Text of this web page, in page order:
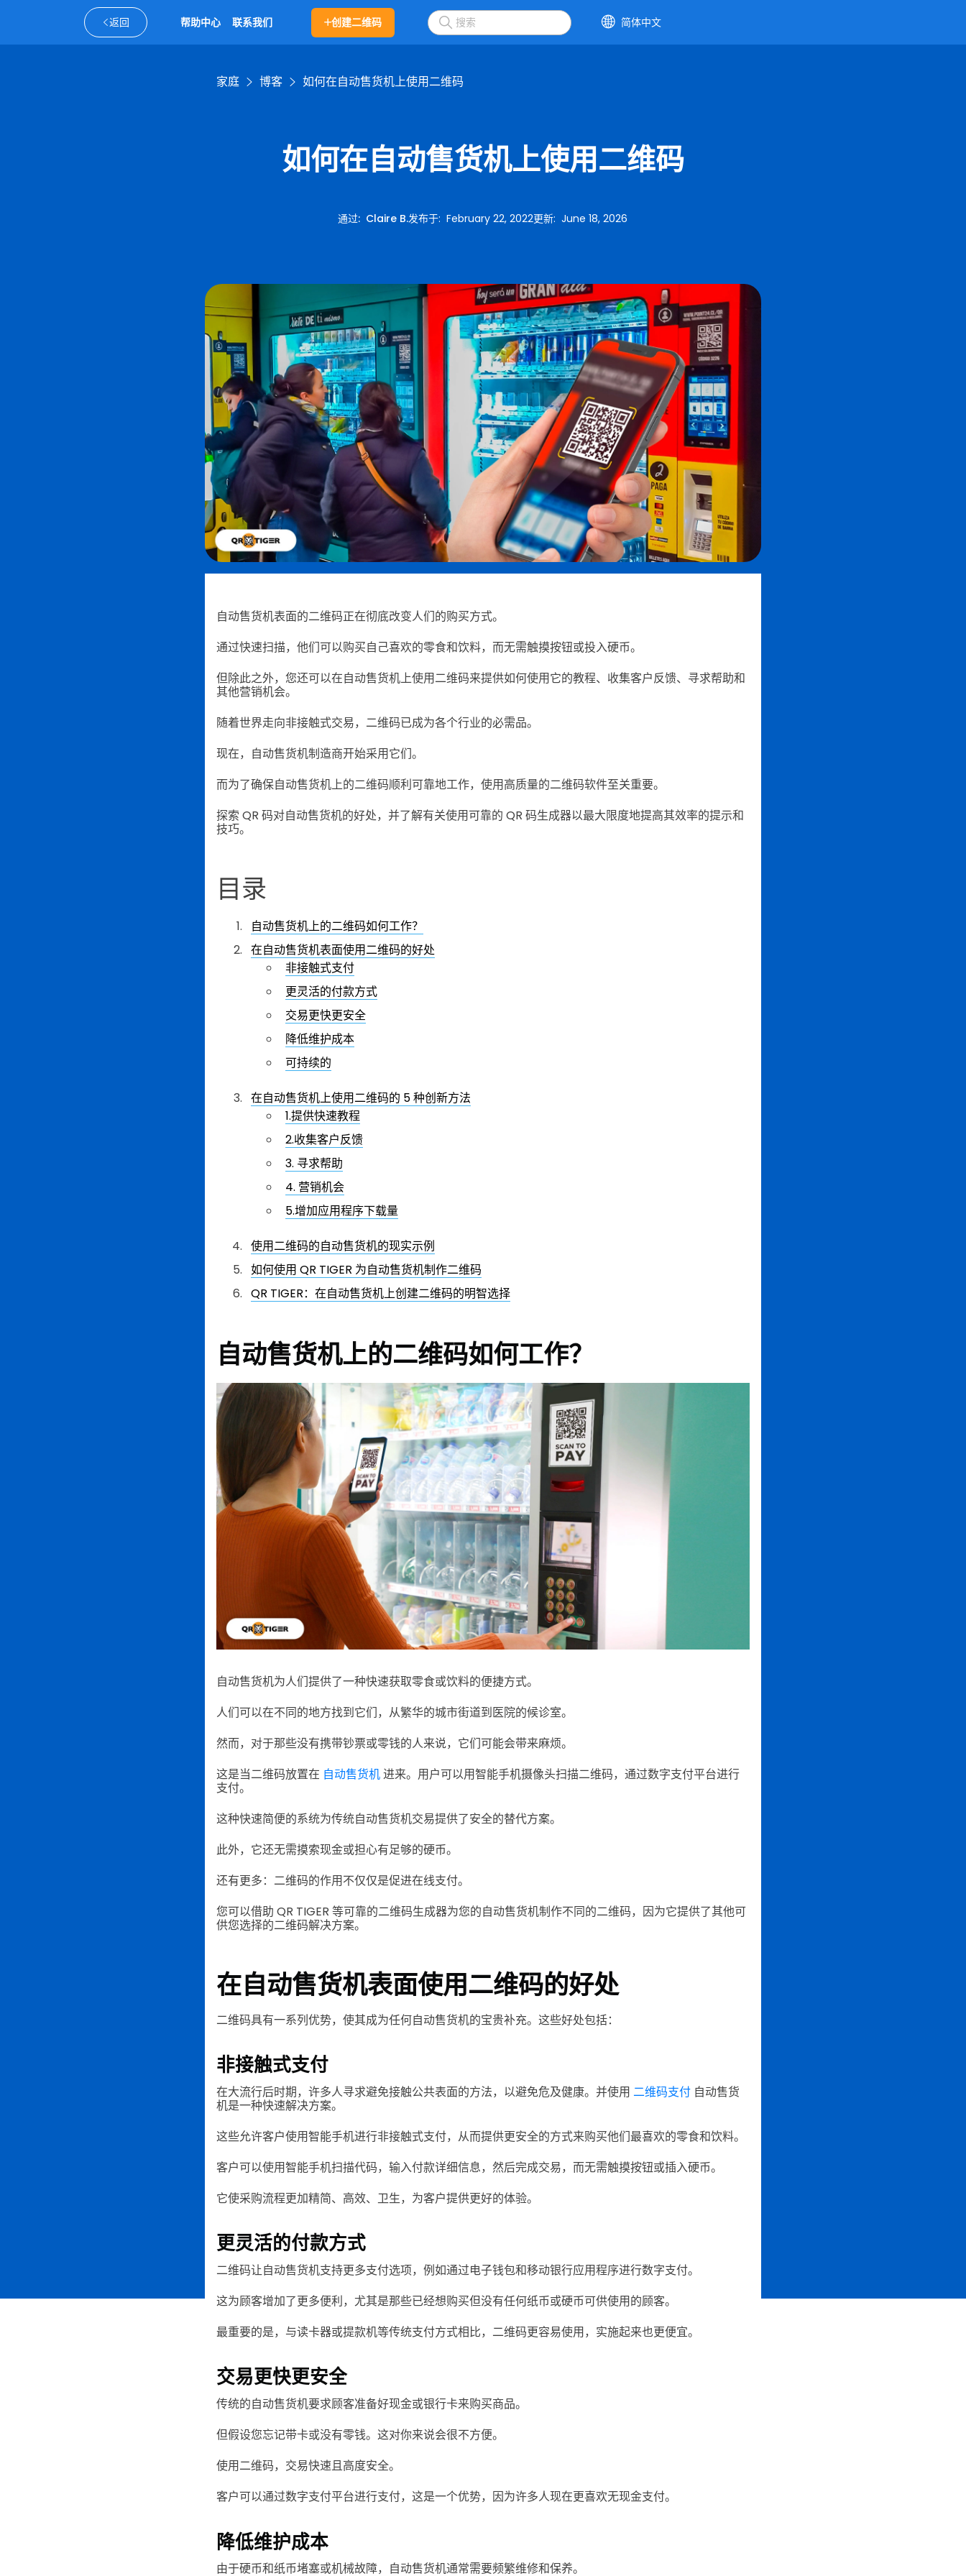
返回 帮助中心 联系我们 创建二维码 简体中文
家庭 博客 如何在自动售货机上使用二维码
如何在自动售货机上使用二维码
通过: Claire B.发布于:February 22, 2022更新:June 18, 2026
自动售货机表面的二维码正在彻底改变人们的购买方式。
通过快速扫描，他们可以购买自己喜欢的零食和饮料，而无需触摸按钮或投入硬币。
但除此之外，您还可以在自动售货机上使用二维码来提供如何使用它的教程、收集客户反馈、寻求帮助和
其他营销机会。
随着世界走向非接触式交易，二维码已成为各个行业的必需品。
现在，自动售货机制造商开始采用它们。
而为了确保自动售货机上的二维码顺利可靠地工作，使用高质量的二维码软件至关重要。
探索 QR 码对自动售货机的好处，并了解有关使用可靠的 QR 码生成器以最大限度地提高其效率的提示和
技巧。
目录
自动售货机上的二维码如何工作？
在自动售货机表面使用二维码的好处
非接触式支付
更灵活的付款方式
交易更快更安全
降低维护成本
可持续的
在自动售货机上使用二维码的 5 种创新方法
1.提供快速教程
2.收集客户反馈
3. 寻求帮助
4. 营销机会
5.增加应用程序下载量
使用二维码的自动售货机的现实示例
如何使用 QR TIGER 为自动售货机制作二维码
QR TIGER：在自动售货机上创建二维码的明智选择
自动售货机上的二维码如何工作？
自动售货机为人们提供了一种快速获取零食或饮料的便捷方式。
人们可以在不同的地方找到它们，从繁华的城市街道到医院的候诊室。
然而，对于那些没有携带钞票或零钱的人来说，它们可能会带来麻烦。
这是当二维码放置在 自动售货机进来。用户可以用智能手机摄像头扫描二维码，通过数字支付平台进行
支付。
这种快速简便的系统为传统自动售货机交易提供了安全的替代方案。
此外，它还无需摸索现金或担心有足够的硬币。
还有更多：二维码的作用不仅仅是促进在线支付。
您可以借助 QR TIGER 等可靠的二维码生成器为您的自动售货机制作不同的二维码，因为它提供了其他可
供您选择的二维码解决方案。
在自动售货机表面使用二维码的好处
二维码具有一系列优势，使其成为任何自动售货机的宝贵补充。这些好处包括：
非接触式支付
在大流行后时期，许多人寻求避免接触公共表面的方法，以避免危及健康。并使用 二维码支付自动售货
机是一种快速解决方案。
这些允许客户使用智能手机进行非接触式支付，从而提供更安全的方式来购买他们最喜欢的零食和饮料。
客户可以使用智能手机扫描代码，输入付款详细信息，然后完成交易，而无需触摸按钮或插入硬币。
它使采购流程更加精简、高效、卫生，为客户提供更好的体验。
更灵活的付款方式
二维码让自动售货机支持更多支付选项，例如通过电子钱包和移动银行应用程序进行数字支付。
这为顾客增加了更多便利，尤其是那些已经想购买但没有任何纸币或硬币可供使用的顾客。
最重要的是，与读卡器或提款机等传统支付方式相比，二维码更容易使用，实施起来也更便宜。
交易更快更安全
传统的自动售货机要求顾客准备好现金或银行卡来购买商品。
但假设您忘记带卡或没有零钱。这对你来说会很不方便。
使用二维码，交易快速且高度安全。
客户可以通过数字支付平台进行支付，这是一个优势，因为许多人现在更喜欢无现金支付。
降低维护成本
由于硬币和纸币堵塞或机械故障，自动售货机通常需要频繁维修和保养。